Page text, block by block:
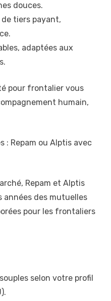
douces.
tiers payant,
adaptées aux
pour frontalier vous
humain,
: Repam ou Alptis avec
Repam et Alptis
années des mutuelles
pour les frontaliers
selon votre profil